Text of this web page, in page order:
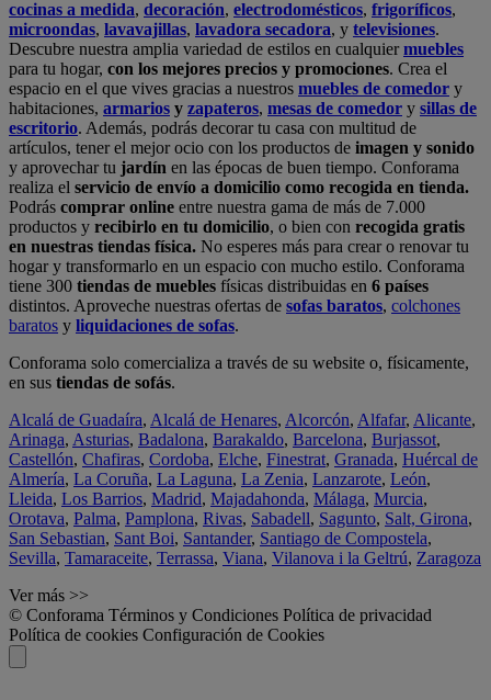
cocinas a medida, decoración, electrodomésticos, frigoríficos,
microondas, lavavajillas, lavadora secadora, y televisiones.
Descubre nuestra amplia variedad de estilos en cualquiermuebles
para tu hogar, con los mejores precios y promociones. Crea el
espacio en el que vives gracias a nuestros muebles de comedor y
habitaciones, armarios y zapateros, mesas de comedor y sillas de
escritorio. Además, podrás decorar tu casa con multitud de
artículos, tener el mejor ocio con los productos de imagen y sonido
y aprovechar tu jardín en las épocas de buen tiempo. Conforama
realiza el servicio de envío a domicilio como recogida en tienda.
Podrás comprar online entre nuestra gama de más de 7.000
productos y recibirlo en tu domicilio, o bien con recogida gratis
en nuestras tiendas física. No esperes más para crear o renovar tu
hogar y transformarlo en un espacio con mucho estilo. Conforama
tiene 300 tiendas de muebles físicas distribuidas en 6 países
distintos. Aproveche nuestras ofertas de sofas baratos, colchones
baratos y liquidaciones de sofas.
Conforama solo comercializa a través de su website o, físicamente,
en sus tiendas de sofás.
Alcalá de Guadaíra, Alcalá de Henares, Alcorcón, Alfafar, Alicante,
Arinaga, Asturias, Badalona, Barakaldo, Barcelona, Burjassot,
Castellón, Chafiras, Cordoba, Elche, Finestrat, Granada, Huércal de
Almería, La Coruña, La Laguna, La Zenia, Lanzarote, León,
Lleida, Los Barrios, Madrid, Majadahonda, Málaga, Murcia,
Orotava, Palma, Pamplona, Rivas, Sabadell, Sagunto, Salt, Girona,
San Sebastian, Sant Boi, Santander, Santiago de Compostela,
Sevilla, Tamaraceite, Terrassa, Viana, Vilanova i la Geltrú, Zaragoza
Ver más >>
© Conforama Términos y Condiciones Política de privacidad
Política de cookies Configuración de Cookies